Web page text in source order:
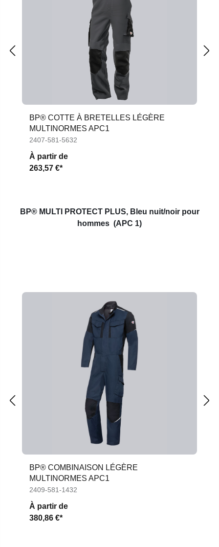
BP® COTTE À BRETELLES LÉGÈRE
MULTINORMES APC1
2407-581-5632
À partir de
263,57 €*
BP® MULTI PROTECT PLUS, Bleu nuit/noir pour
hommes (APC 1)
BP® COMBINAISON LÉGÈRE
MULTINORMES APC1
2409-581-1432
À partir de
380,86 €*